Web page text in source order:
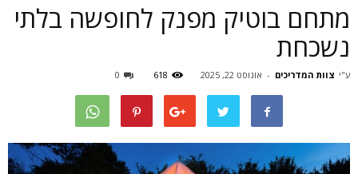
מתחם בוטיק מפנק לחופשה בלתי
נשכחת
ע"י צוות המדריכים - אוגוסט 22, 2025 618
0